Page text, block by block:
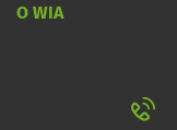
O WIA